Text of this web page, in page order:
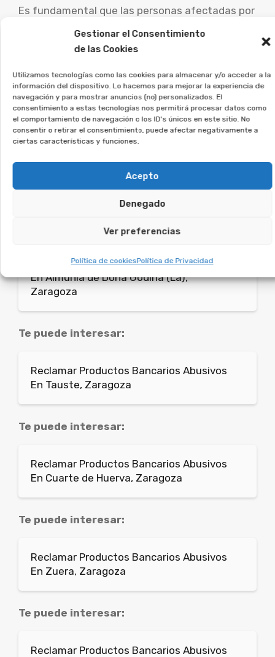
Gestionar el Consentimiento
de las Cookies
Utilizamos tecnologías como las cookies para almacenar y/o acceder a la
información del dispositivo. Lo hacemos para mejorar la experiencia de
navegación y para mostrar anuncios (no) personalizados. El
consentimiento a estas tecnologías nos permitirá procesar datos como
el comportamiento de navegación o los ID's únicos en este sitio. No
consentir o retirar el consentimiento, puede afectar negativamente a
ciertas características y funciones.
Acepto
Denegado
Ver preferencias
Política de cookiesPolítica de Privacidad
Es fundamental que las personas afectadas por
este tipo de acuerdos busquen consejo de
abogados especialistas para analizar su caso
Desde la Asociación Afeban
trabajamos para los
consumidores a recuperar su
dinero.
Si estás en esta situación, deja tus datos, y
analizaremos tu caso.
Te puede interesar:
Reclamar Productos Bancarios Abusivos
En Almunia de Doña Godina (La),
Zaragoza
Te puede interesar:
Reclamar Productos Bancarios Abusivos
En Tauste, Zaragoza
Te puede interesar:
Reclamar Productos Bancarios Abusivos
En Cuarte de Huerva, Zaragoza
Te puede interesar:
Reclamar Productos Bancarios Abusivos
En Zuera, Zaragoza
Te puede interesar:
Reclamar Productos Bancarios Abusivos